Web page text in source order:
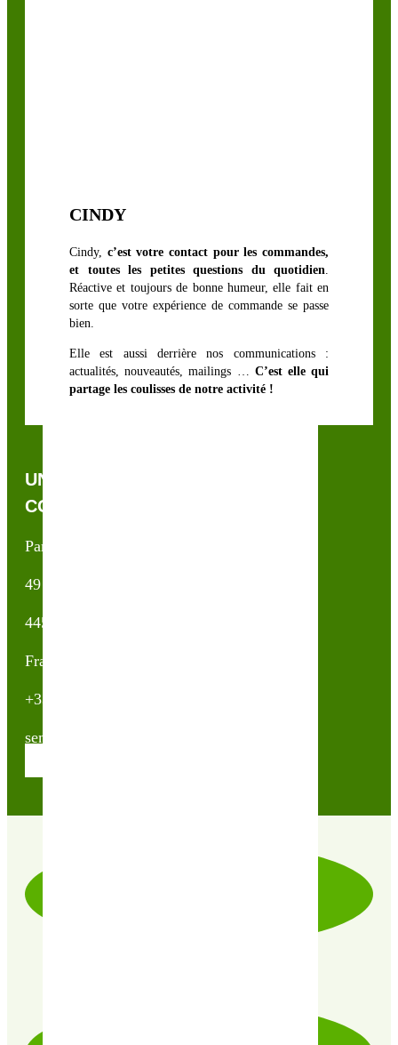
CINDY
Cindy, c’est votre contact pour les commandes,
et toutes les petites questions du quotidien
Réactive et toujours de bonne humeur, elle fait en
sorte que votre expérience de commande se passe
bien.
Elle est aussi derrière nos communications :
actualités, nouveautés, mailings … C’est elle qui
partage les coulisses de notre activité !
UNE QUESTION, UN CONSEIL ?
CONTACTEZ-NOUS !
Partner & Co SAS
49 avenue du Général de Gaulle
44500 La Baule Escoublac
France
+33(0)2 40 23 63 24
sembio@partnerandco.fr